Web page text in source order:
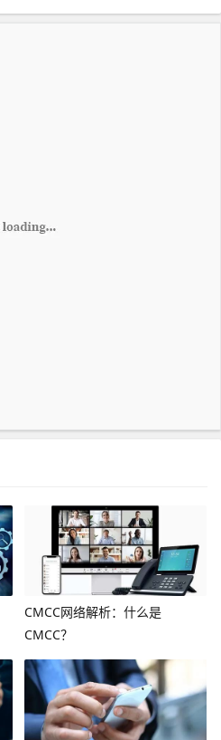
CMCC网络解析：什么是
CMCC？